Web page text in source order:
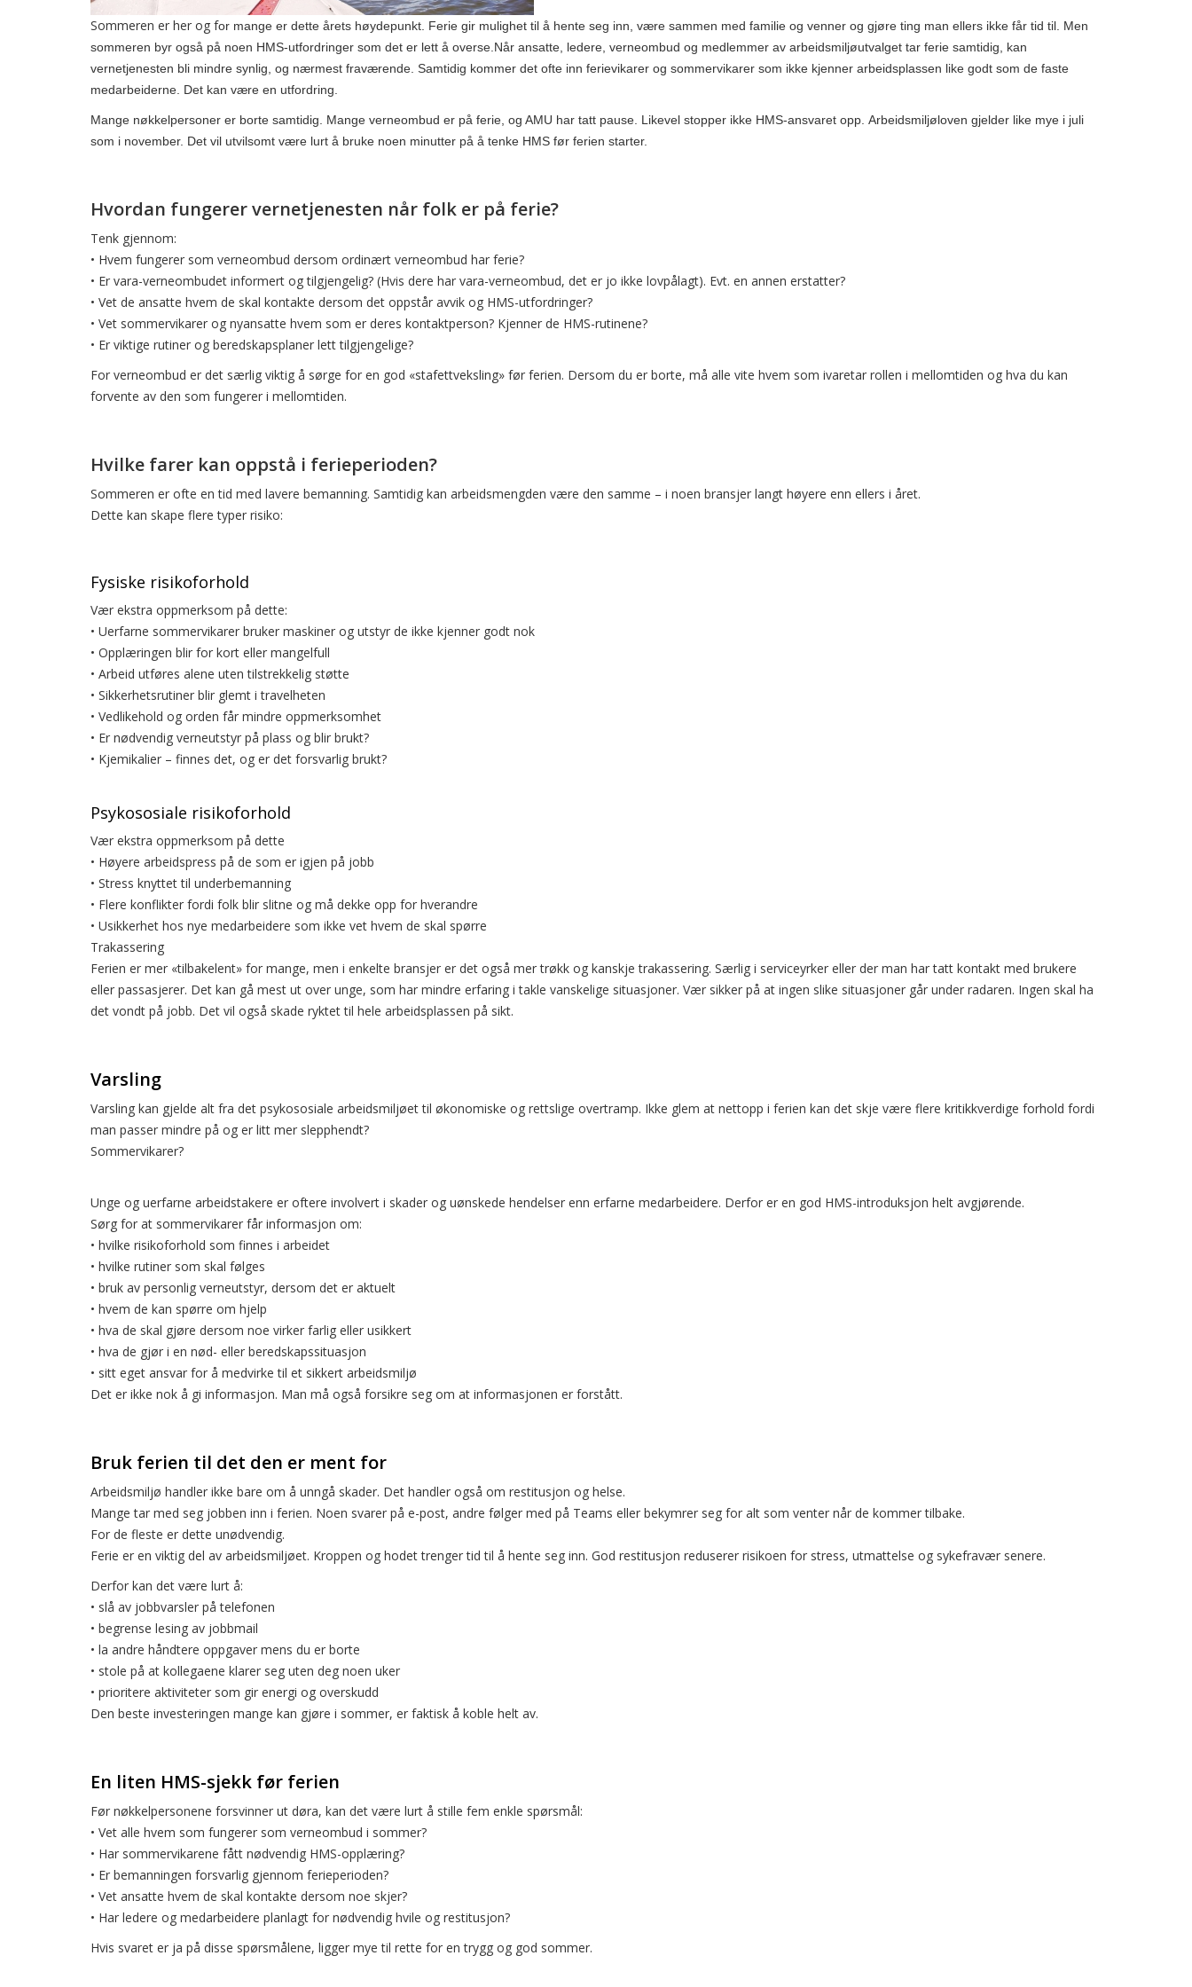
Sommeren er her og for mange er dette årets høydepunkt. Ferie gir mulighet til å hente seg inn, være sammen med familie og venner og gjøre ting man ellers ikke får tid til. Men
sommeren byr også på noen HMS-utfordringer som det er lett å overse. Når ansatte, ledere, verneombud og medlemmer av arbeidsmiljøutvalget tar ferie samtidig, kan
vernetjenesten bli mindre synlig, og nærmest fraværende. Samtidig kommer det ofte inn ferievikarer og sommervikarer som ikke kjenner arbeidsplassen like godt som de faste
medarbeiderne. Det kan være en utfordring.
Mange nøkkelpersoner er borte samtidig. Mange verneombud er på ferie, og AMU har tatt pause. Likevel stopper ikke HMS-ansvaret opp. Arbeidsmiljøloven gjelder like mye i juli
som i november. Det vil utvilsomt være lurt å bruke noen minutter på å tenke HMS før ferien starter.
Hvordan fungerer vernetjenesten når folk er på ferie?
Tenk gjennom:
• Hvem fungerer som verneombud dersom ordinært verneombud har ferie?
• Er vara-verneombudet informert og tilgjengelig? (Hvis dere har vara-verneombud, det er jo ikke lovpålagt). Evt. en annen erstatter?
• Vet de ansatte hvem de skal kontakte dersom det oppstår avvik og HMS-utfordringer?
• Vet sommervikarer og nyansatte hvem som er deres kontaktperson? Kjenner de HMS-rutinene?
• Er viktige rutiner og beredskapsplaner lett tilgjengelige?
For verneombud er det særlig viktig å sørge for en god «stafettveksling» før ferien. Dersom du er borte, må alle vite hvem som ivaretar rollen i mellomtiden og hva du kan
forvente av den som fungerer i mellomtiden.
Hvilke farer kan oppstå i ferieperioden?
Sommeren er ofte en tid med lavere bemanning. Samtidig kan arbeidsmengden være den samme – i noen bransjer langt høyere enn ellers i året.
Dette kan skape flere typer risiko:
Fysiske risikoforhold
Vær ekstra oppmerksom på dette:
• Uerfarne sommervikarer bruker maskiner og utstyr de ikke kjenner godt nok
• Opplæringen blir for kort eller mangelfull
• Arbeid utføres alene uten tilstrekkelig støtte
• Sikkerhetsrutiner blir glemt i travelheten
• Vedlikehold og orden får mindre oppmerksomhet
• Er nødvendig verneutstyr på plass og blir brukt?
• Kjemikalier – finnes det, og er det forsvarlig brukt?
Psykososiale risikoforhold
Vær ekstra oppmerksom på dette
• Høyere arbeidspress på de som er igjen på jobb
• Stress knyttet til underbemanning
• Flere konflikter fordi folk blir slitne og må dekke opp for hverandre
• Usikkerhet hos nye medarbeidere som ikke vet hvem de skal spørre
Trakassering
Ferien er mer «tilbakelent» for mange, men i enkelte bransjer er det også mer trøkk og kanskje trakassering. Særlig i serviceyrker eller der man har tatt kontakt med brukere
eller passasjerer. Det kan gå mest ut over unge, som har mindre erfaring i takle vanskelige situasjoner. Vær sikker på at ingen slike situasjoner går under radaren. Ingen skal ha
det vondt på jobb. Det vil også skade ryktet til hele arbeidsplassen på sikt.
Varsling
Varsling kan gjelde alt fra det psykososiale arbeidsmiljøet til økonomiske og rettslige overtramp. Ikke glem at nettopp i ferien kan det skje være flere kritikkverdige forhold fordi
man passer mindre på og er litt mer slepphendt?
Sommervikarer?
Unge og uerfarne arbeidstakere er oftere involvert i skader og uønskede hendelser enn erfarne medarbeidere. Derfor er en god HMS-introduksjon helt avgjørende.
Sørg for at sommervikarer får informasjon om:
• hvilke risikoforhold som finnes i arbeidet
• hvilke rutiner som skal følges
• bruk av personlig verneutstyr, dersom det er aktuelt
• hvem de kan spørre om hjelp
• hva de skal gjøre dersom noe virker farlig eller usikkert
• hva de gjør i en nød- eller beredskapssituasjon
• sitt eget ansvar for å medvirke til et sikkert arbeidsmiljø
Det er ikke nok å gi informasjon. Man må også forsikre seg om at informasjonen er forstått.
Bruk ferien til det den er ment for
Arbeidsmiljø handler ikke bare om å unngå skader. Det handler også om restitusjon og helse.
Mange tar med seg jobben inn i ferien. Noen svarer på e-post, andre følger med på Teams eller bekymrer seg for alt som venter når de kommer tilbake.
For de fleste er dette unødvendig.
Ferie er en viktig del av arbeidsmiljøet. Kroppen og hodet trenger tid til å hente seg inn. God restitusjon reduserer risikoen for stress, utmattelse og sykefravær senere.
Derfor kan det være lurt å:
• slå av jobbvarsler på telefonen
• begrense lesing av jobbmail
• la andre håndtere oppgaver mens du er borte
• stole på at kollegaene klarer seg uten deg noen uker
• prioritere aktiviteter som gir energi og overskudd
Den beste investeringen mange kan gjøre i sommer, er faktisk å koble helt av.
En liten HMS-sjekk før ferien
Før nøkkelpersonene forsvinner ut døra, kan det være lurt å stille fem enkle spørsmål:
• Vet alle hvem som fungerer som verneombud i sommer?
• Har sommervikarene fått nødvendig HMS-opplæring?
• Er bemanningen forsvarlig gjennom ferieperioden?
• Vet ansatte hvem de skal kontakte dersom noe skjer?
• Har ledere og medarbeidere planlagt for nødvendig hvile og restitusjon?
Hvis svaret er ja på disse spørsmålene, ligger mye til rette for en trygg og god sommer.